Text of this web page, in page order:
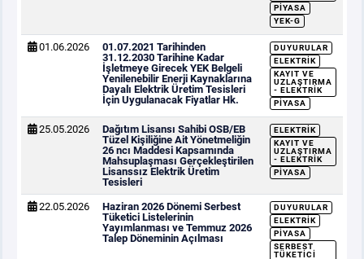
PIYASA
YEK-G
01.06.2026
01.07.2021 Tarihinden
31.12.2030 Tarihine Kadar
İşletmeye Girecek YEK Belgeli
Yenilenebilir Enerji Kaynaklarına
Dayalı Elektrik Üretim Tesisleri
İçin Uygulanacak Fiyatlar Hk.
DUYURULAR
ELEKTRIK
KAYIT VE
UZLAŞTIRMA
- ELEKTRIK
PIYASA
25.05.2026
Dağıtım Lisansı Sahibi OSB/EB
Tüzel Kişiliğine Ait Yönetmeliğin
26 ncı Maddesi Kapsamında
Mahsuplaşması Gerçekleştirilen
Lisanssız Elektrik Üretim
Tesisleri
ELEKTRIK
KAYIT VE
UZLAŞTIRMA
- ELEKTRIK
PIYASA
22.05.2026
Haziran 2026 Dönemi Serbest
Tüketici Listelerinin
Yayımlanması ve Temmuz 2026
Talep Döneminin Açılması
DUYURULAR
ELEKTRIK
PIYASA
SERBEST
TÜKETICI